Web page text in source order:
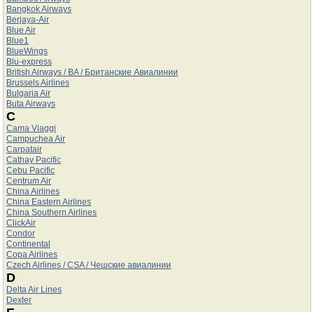
Bangkok Airways
Berjaya-Air
Blue Air
Blue1
BlueWings
Blu-express
British Airways / BA / Британские Авиалинии
Brussels Airlines
Bulgaria Air
Buta Airways
C
Cama Viaggi
Campuchea Air
Carpatair
Cathay Pacific
Cebu Pacific
Centrum Air
China Airlines
China Eastern Airlines
China Southern Airlines
ClickAir
Condor
Continental
Copa Airlines
Czech Airlines / CSA / Чешские авиалинии
D
Delta Air Lines
Dexter